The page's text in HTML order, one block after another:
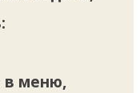
в меню,